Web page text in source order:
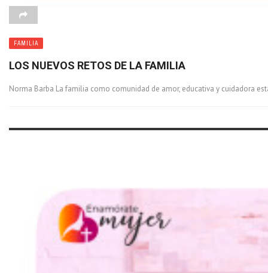
FAMILIA
LOS NUEVOS RETOS DE LA FAMILIA
Norma Barba La familia como comunidad de amor, educativa y cuidadora